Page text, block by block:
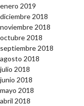
enero 2019
diciembre 2018
noviembre 2018
octubre 2018
septiembre 2018
agosto 2018
julio 2018
junio 2018
mayo 2018
abril 2018